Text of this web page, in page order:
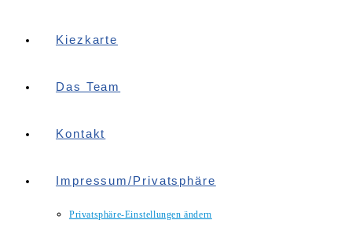
Kiezkarte
Das Team
Kontakt
Impressum/Privatsphäre
Privatsphäre-Einstellungen ändern